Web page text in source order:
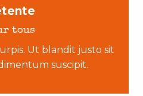
tous
Ut blandit justo sit
suscipit.